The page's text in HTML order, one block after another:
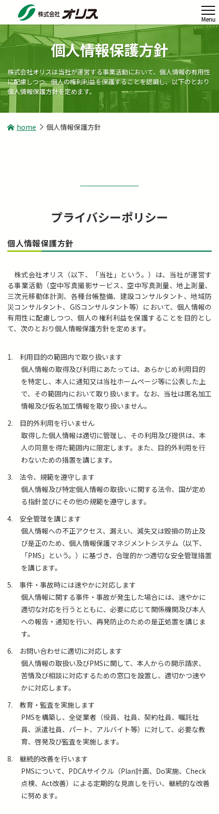
個人情報保護方針
株式会社オリスは当社が運営する事業活動において、個人情報の有用性
に配慮しつつ、個人の権利利益を保護することを認識し、以下のとおり
個人情報保護方針を定めます。
home 個人情報保護方針
プライバシーポリシー
個人情報保護方針
株式会社オリス（以下、「当社」という。）は、当社が運営す
る事業活動（空中写真撮影サービス、空中写真測量、地上測量、
三次元移動体計測、各種台帳整備、建設コンサルタント、地域防
災コンサルタント、GISコンサルタント等）において、個人情報の
有用性に配慮しつつ、個人の権利利益を保護することを目的とし
て、次のとおり個人情報保護方針を定めます。
1.
利用目的の範囲内で取り扱います
個人情報の取得及び利用にあたっては、あらかじめ利用目的
を特定し、本人に通知又は当社ホームページ等に公表した上
で、その範囲内において取り扱います。なお、当社は匿名加工
情報及び仮名加工情報を取り扱いません。
2.
目的外利用を行いません
取得した個人情報は適切に管理し、その利用及び提供は、本
人の同意を得た範囲内に限定します。また、目的外利用を行
わないための措置を講じます。
3.
法令、規範を遵守します
個人情報及び特定個人情報の取扱いに関する法令、国が定め
る指針並びにその他の規範を遵守します。
4.
安全管理を講じます
個人情報への不正アクセス、漏えい、減失又は毀損の防止及
び是正のため、個人情報保護マネジメントシステム（以下、
「PMS」という。）に基づき、合理的かつ適切な安全管理措置
を講じます。
5.
事件・事故時には速やかに対応します
個人情報に関する事件・事故が発生した場合には、速やかに
適切な対応を行うとともに、必要に応じて関係機関及び本人
への報告・通知を行い、再発防止のための是正処置を講じま
す。
6.
お問い合わせに適切に対応します
個人情報の取扱い及びPMSに関して、本人からの開示請求、
苦情及び相談に対応するための窓口を設置し、適切かつ速や
かに対応します。
7.
教育・監査を実施します
PMSを構築し、全従業者（役員、社員、契約社員、嘱託社
員、派遣社員、パート、アルバイト等）に対して、必要な教
育、啓発及び監査を実施します。
8.
継続的改善を行います
PMSについて、PDCAサイクル（Plan計画、Do実施、Check
点検、Act改善）による定期的な見直しを行い、継続的な改善
に努めます。